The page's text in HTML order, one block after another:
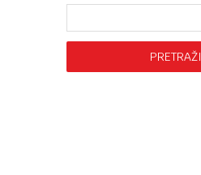
PRETRAŽI